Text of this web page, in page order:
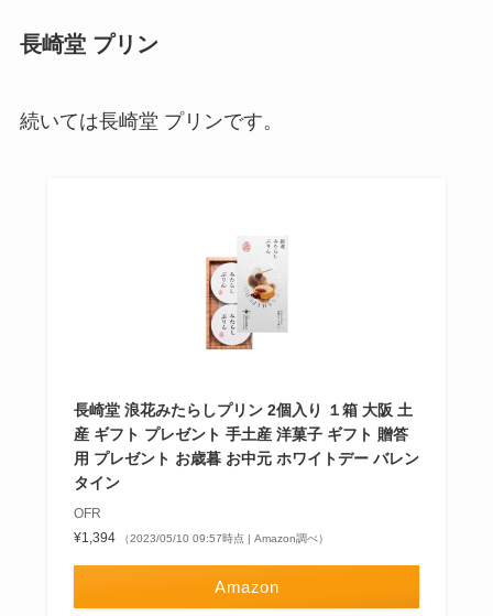
長崎堂 プリン
続いては長崎堂 プリンです。
長崎堂 浪花みたらしプリン 2個入り １箱 大阪 土
産 ギフト プレゼント 手土産 洋菓子 ギフト 贈答
用 プレゼント お歳暮 お中元 ホワイトデー バレン
タイン
OFR
¥1,394
（2023/05/10 09:57時点 | Amazon調べ）
Amazon